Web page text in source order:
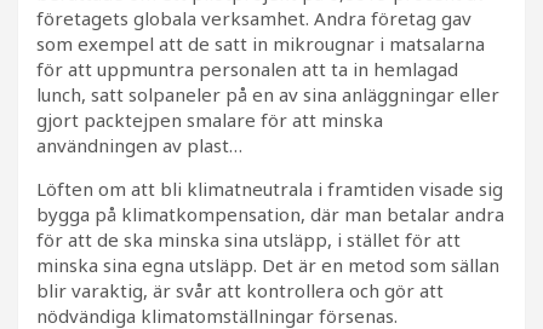
företagets globala verksamhet. Andra företag gav
som exempel att de satt in mikrougnar i matsalarna
för att uppmuntra personalen att ta in hemlagad
lunch, satt solpaneler på en av sina anläggningar eller
gjort packtejpen smalare för att minska
användningen av plast…
Löften om att bli klimatneutrala i framtiden visade sig
bygga på klimatkompensation, där man betalar andra
för att de ska minska sina utsläpp, i stället för att
minska sina egna utsläpp. Det är en metod som sällan
blir varaktig, är svår att kontrollera och gör att
nödvändiga klimatomställningar försenas.